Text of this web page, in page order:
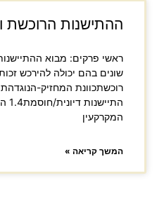
ההתישנות הרוכשת
ראשי פרקים: מבוא
שונים בהם יכולה להירכש
רוכשתכוונת המחזיק-
המקרקעין
המשך קריאה »